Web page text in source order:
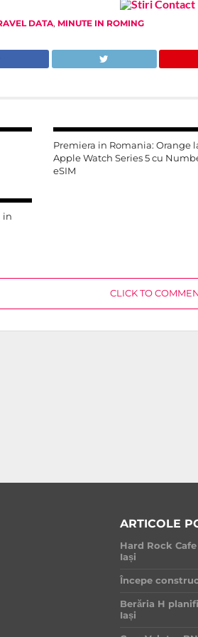
DATA, MINUTE IN ROMING
Premiera in Romania: Orange
Apple Watch Series 5 cu
eSIM
in
CLICK TO
ARTICOLE
Hard Rock
Iași
Începe
Berăria H
Iași